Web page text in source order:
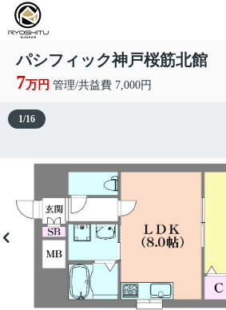
パシフィック神戸桜筋北館
7万円 管理/共益費 7,000円
1/16